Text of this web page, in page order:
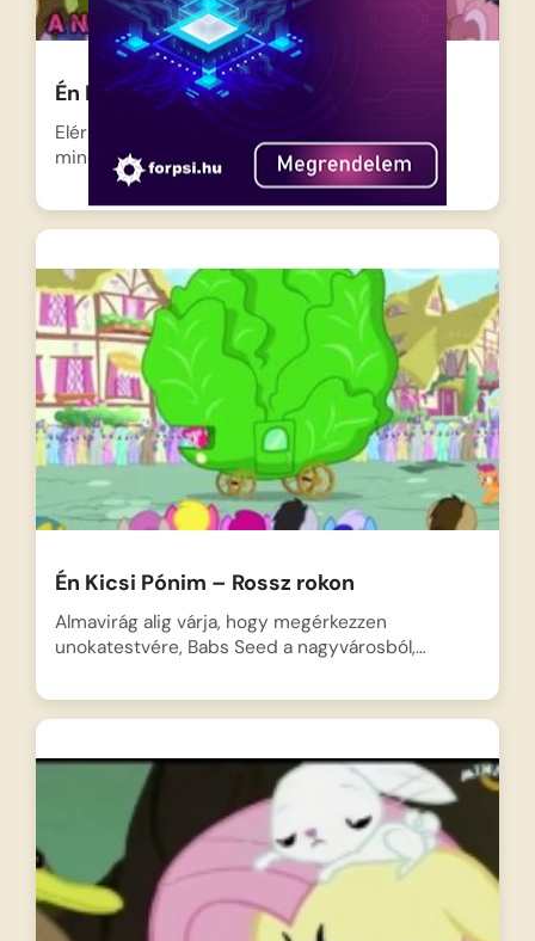
Én Kicsi Pónim – Luna átalakulása
Elérkezett a Rémálmok Éjszakája Ponyville-be,
minden póni jelmezbe öltözve várja…
Én Kicsi Pónim – Rossz rokon
Almavirág alig várja, hogy megérkezzen
unokatestvére, Babs Seed a nagyvárosból,…